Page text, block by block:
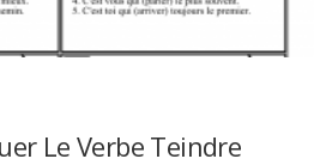
Le Verbe Teindre